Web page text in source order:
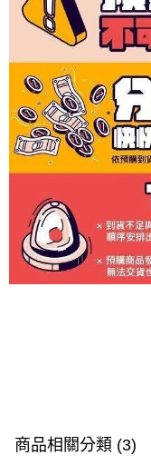
商品相關分類 (3)